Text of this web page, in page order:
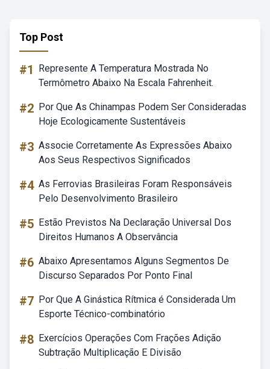
Top Post
#1
Represente A Temperatura Mostrada No
Termômetro Abaixo Na Escala Fahrenheit.
#2 Por Que As Chinampas Podem Ser Consideradas
Hoje Ecologicamente Sustentáveis
#3 Associe Corretamente As Expressões Abaixo
Aos Seus Respectivos Significados
#4 As Ferrovias Brasileiras Foram Responsáveis
Pelo Desenvolvimento Brasileiro
#5 Estão Previstos Na Declaração Universal Dos
Direitos Humanos A Observância
#6 Abaixo Apresentamos Alguns Segmentos De
Discurso Separados Por Ponto Final
#7 Por Que A Ginástica Rítmica é Considerada Um
Esporte Técnico-combinatório
#8 Exercícios Operações Com Frações Adição
Subtração Multiplicação E Divisão